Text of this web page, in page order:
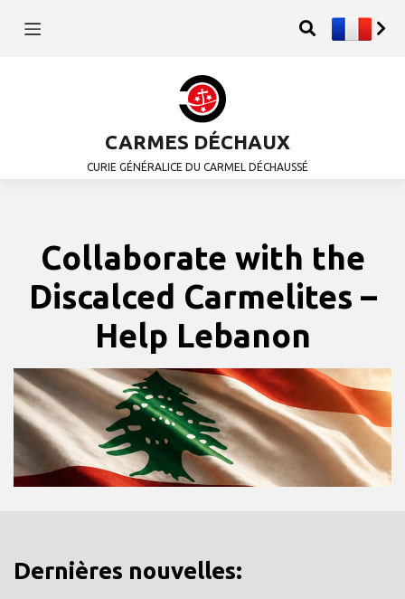
CARMES DÉCHAUX
CURIE GÉNÉRALICE DU CARMEL DÉCHAUSSÉ
Collaborate with the
Discalced Carmelites –
Help Lebanon
Dernières nouvelles: